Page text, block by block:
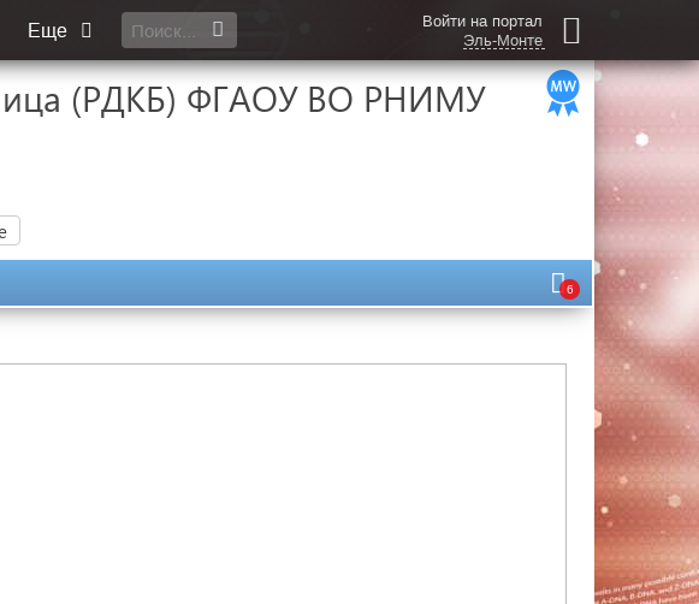
Еще
Войти на портал
Эль-Монте
(РДКБ) ФГАОУ ВО РНИМУ
6